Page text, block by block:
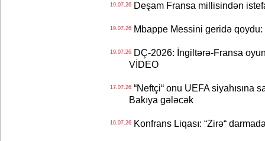
19.07.26Deşam Fransa millisindən
19.07.26Mbappe Messini geridə qoydu:
19.07.26DÇ-2026: İngiltərə-Fransa
VİDEO
17.07.26“Neftçi“ onu UEFA siyahısına
Bakıya gələcək
16.07.26Konfrans Liqası: “Zirə“